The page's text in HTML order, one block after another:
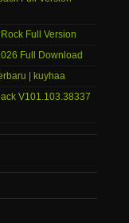
Full Version
Full Download
| kuyhaa
V101.103.38337